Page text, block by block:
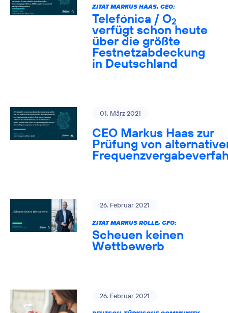
ZITAT MARKUS HAAS, CEO:
Telefónica / O2
verfügt schon heute
über die größte
Festnetzabdeckung
in Deutschland
01. März 2021
CEO Markus Haas zur
Prüfung von
26. Februar 2021
ZITAT MARKUS ROLLE, CFO:
Scheuen keinen
Wettbewerb
26. Februar 2021